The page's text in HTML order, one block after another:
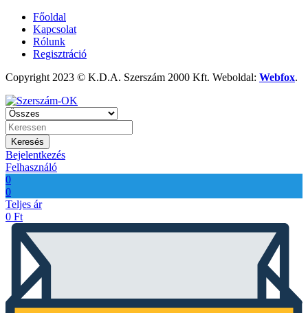
Főoldal
Kapcsolat
Rólunk
Regisztráció
Copyright 2023 © K.D.A. Szerszám 2000 Kft. Weboldal: Webfox.
Keresés
Bejelentkezés
Felhasználó
0
0
Teljes ár
0 Ft